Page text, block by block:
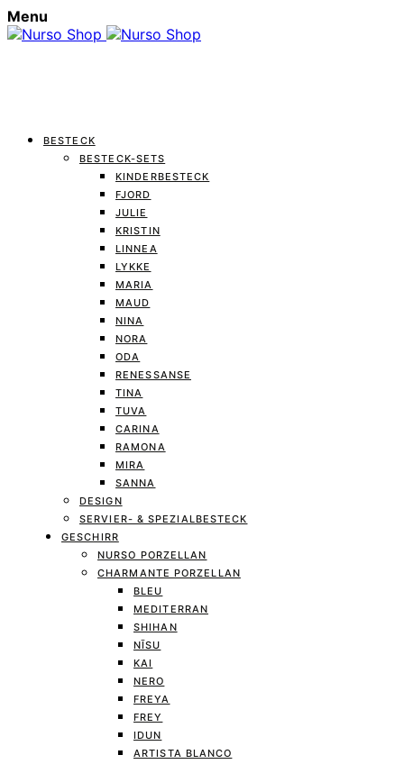
Menu
BESTECK
BESTECK-SETS
KINDERBESTECK
FJORD
JULIE
KRISTIN
LINNEA
LYKKE
MARIA
MAUD
NINA
NORA
ODA
RENESSANSE
TINA
TUVA
CARINA
RAMONA
MIRA
SANNA
DESIGN
SERVIER- & SPEZIALBESTECK
GESCHIRR
NURSO PORZELLAN
CHARMANTE PORZELLAN
BLEU
MEDITERRAN
SHIHAN
NĪSU
KAI
NERO
FREYA
FREY
IDUN
ARTISTA BLANCO